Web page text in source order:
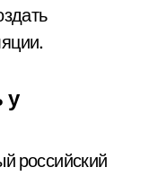
у
российский